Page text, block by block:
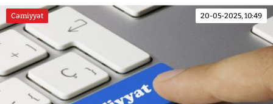
Cəmiyyət 20-05-2025, 10:49